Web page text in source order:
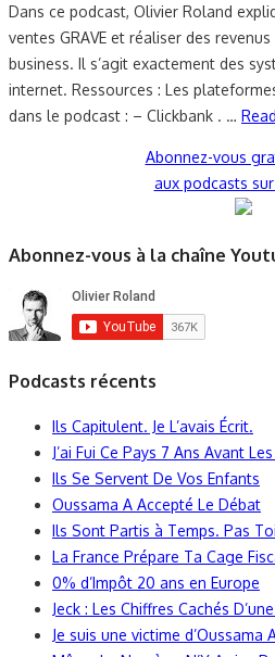
Dans ce podcast, Olivier Roland
ventes GRAVE et réaliser des
business. Il s’agit exactement des
internet. Ressources : Les
dans le podcast : – Clickbank . …
Abonnez-vous
aux podcasts
Abonnez-vous à la chaîne
Podcasts récents
Ils Capitulent. Je L’avais Écrit.
J’ai Fui Ce Pays 7 Ans Avant
Ils Se Servent De Vos Enfants
Oussama A Accepté Le Débat
Ils Sont Partis à Temps. Pas
La France Prépare Ta Cage
0% d’Impôt 20 ans en Europe
Jeck : Les Chiffres Cachés
Je suis une victime d’Oussama